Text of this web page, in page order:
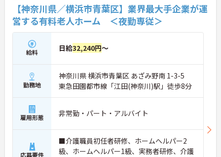
【神奈川県／横浜市青葉区】業界最大手企業が運
営する有料老人ホーム ＜夜勤専従＞
給料 日給32,240円～
勤務地
神奈川県 横浜市青葉区 あざみ野南 1-3-5
東急田園都市線「江田(神奈川)駅」徒歩8分
雇用形態 非常勤・パート・アルバイト
応募要件
■介護職員初任者研修、ホームヘルパー2
級、ホームヘルパー1級、実務者研修、介護